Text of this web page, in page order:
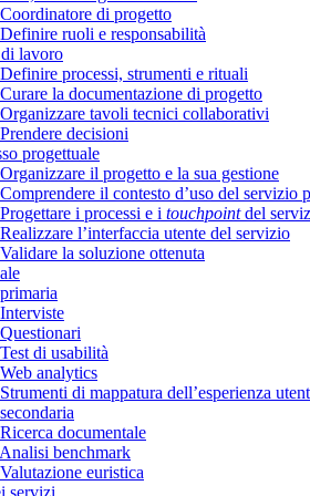
di progetto
ruoli e responsabilità
lavoro
processi, strumenti e rituali
la documentazione di progetto
tavoli tecnici collaborativi
decisioni
progettuale
il progetto e la sua gestione
il contesto d’uso del servizio
i processi e i touchpointdel
l’interfaccia utente del servizio
la soluzione ottenuta
di usabilità
analytics
di mappatura dell’esperienza
documentale
benchmark
euristica
servizi